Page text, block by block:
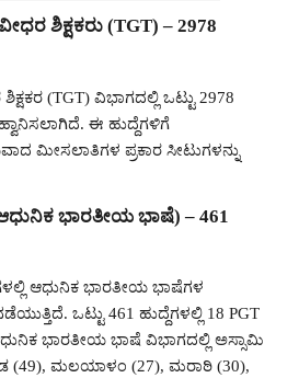
ಶಿಕ್ಷಕರು (TGT) – 2978
(TGT) ವಿಭಾಗದಲ್ಲಿ ಒಟ್ಟು 2978
ಈ ಹುದ್ದೆಗಳಿಗೆ
ಮೀಸಲಾತಿಗಳ ಪ್ರಕಾರ ಸೀಟುಗಳನ್ನು
ಭಾರತೀಯ ಭಾಷೆ) – 461
ಆಧುನಿಕ ಭಾರತೀಯ ಭಾಷೆಗಳ
ಒಟ್ಟು 461 ಹುದ್ದೆಗಳಲ್ಲಿ 18 PGT
ಭಾರತೀಯ ಭಾಷೆ ವಿಭಾಗದಲ್ಲಿ ಅಸ್ಸಾಮಿ
(49), ಮಲಯಾಳಂ (27), ಮರಾಠಿ (30),